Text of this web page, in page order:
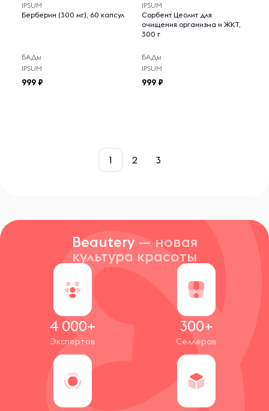
IPSUM
Берберин (300 мг), 60 капсул
БАДы
IPSUM
999
IPSUM
Сорбент Цеолит для
очищения организма и ЖКТ,
300 г
БАДы
IPSUM
999
1 2 3
Beautery — новая
культура красоты
4 000+
Экспертов
300+
Селлеров